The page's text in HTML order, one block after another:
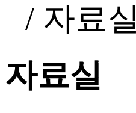
/ 자료실
자료실